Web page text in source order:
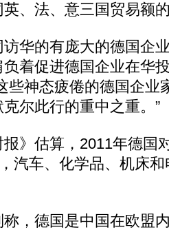
、法、意三国贸易额
的有庞大的德国企
着促进德国企业在华
些神态疲倦的德国企业
尔此行的重中之重。”
估算，2011年德国
汽车、化学品、机床
德国是中国在欧盟